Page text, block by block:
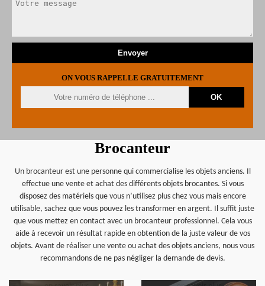
ON VOUS RAPPELLE GRATUITEMENT
Brocanteur
Un brocanteur est une personne qui commercialise les objets anciens. Il
effectue une vente et achat des différents objets brocantes. Si vous
disposez des matériels que vous n’utilisez plus chez vous mais encore
utilisable, sachez que vous pouvez les transformer en argent. Il suffit juste
que vous mettez en contact avec un brocanteur professionnel. Cela vous
aide à recevoir un résultat rapide en obtention de la juste valeur de vos
objets. Avant de réaliser une vente ou achat des objets anciens, nous vous
recommandons de ne pas négliger la demande de devis.